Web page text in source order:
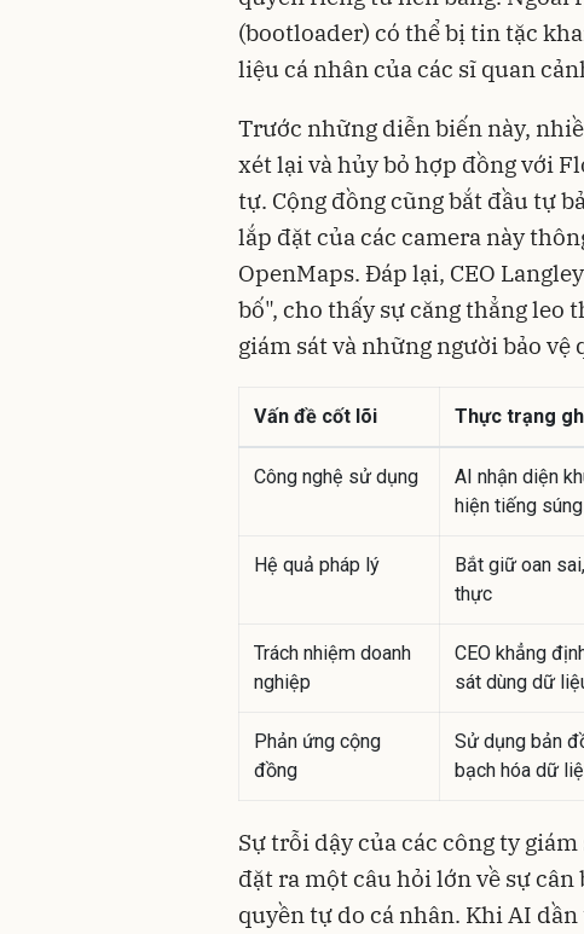
(bootloader) có thể bị tin tặc
liệu cá nhân của các sĩ quan
Trước những diễn biến này,
xét lại và hủy bỏ hợp đồng với
tự. Cộng đồng cũng bắt đầu tự
lắp đặt của các camera này
OpenMaps. Đáp lại, CEO
bố", cho thấy sự căng thẳng leo
giám sát và những người bảo vệ
Vấn đề cốt lõi Thực trạng
Công nghệ sử dụng
AI nhận diện
hiện tiếng súng
Hệ quả pháp lý
Bắt giữ oan
thực
Trách nhiệm doanh
nghiệp
CEO khẳng
sát dùng dữ
Phản ứng cộng
đồng
Sử dụng bản
bạch hóa dữ
Sự trỗi dậy của các công ty
đặt ra một câu hỏi lớn về sự
quyền tự do cá nhân. Khi AI